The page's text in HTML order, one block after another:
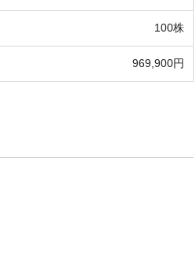
100株
969,900円